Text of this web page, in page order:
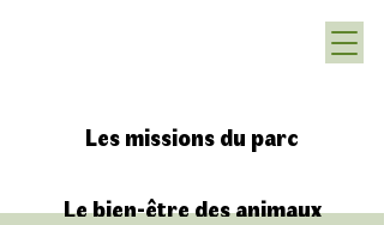
Les missions du parc
Le bien-être des animaux